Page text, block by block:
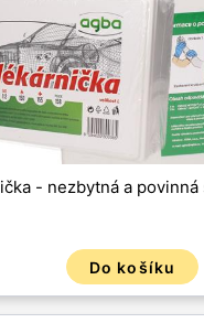
- nezbytná a
Do košíku